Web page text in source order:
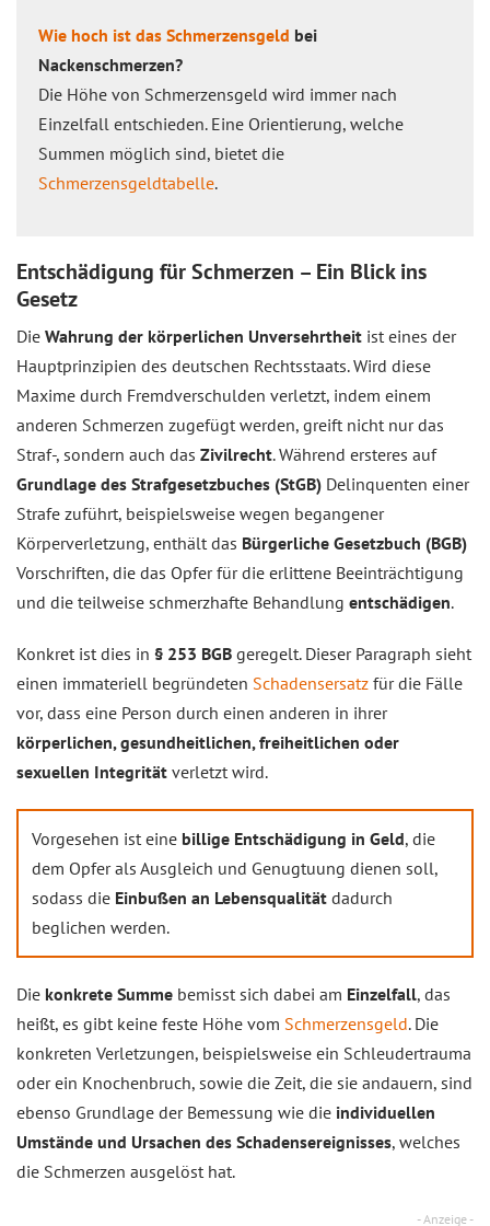
Wie hoch ist das Schmerzensgeld bei
Nackenschmerzen?
Die Höhe von Schmerzensgeld wird immer nach
Einzelfall entschieden. Eine Orientierung, welche
Summen möglich sind, bietet die
Schmerzensgeldtabelle.
Entschädigung für Schmerzen – Ein Blick ins
Gesetz
Die Wahrung der körperlichen Unversehrtheit ist eines der
Hauptprinzipien des deutschen Rechtsstaats. Wird diese
Maxime durch Fremdverschulden verletzt, indem einem
anderen Schmerzen zugefügt werden, greift nicht nur das
Straf-, sondern auch das Zivilrecht. Während ersteres auf
Grundlage des Strafgesetzbuches (StGB) Delinquenten einer
Strafe zuführt, beispielsweise wegen begangener
Körperverletzung, enthält das Bürgerliche Gesetzbuch (BGB)
Vorschriften, die das Opfer für die erlittene Beeinträchtigung
und die teilweise schmerzhafte Behandlung entschädigen.
Konkret ist dies in § 253 BGB geregelt. Dieser Paragraph sieht
einen immateriell begründeten Schadensersatz für die Fälle
vor, dass eine Person durch einen anderen in ihrer
körperlichen, gesundheitlichen, freiheitlichen oder
sexuellen Integrität verletzt wird.
Vorgesehen ist eine billige Entschädigung in Geld, die
dem Opfer als Ausgleich und Genugtuung dienen soll,
sodass die Einbußen an Lebensqualität dadurch
beglichen werden.
Die konkrete Summe bemisst sich dabei am Einzelfall, das
heißt, es gibt keine feste Höhe vom Schmerzensgeld. Die
konkreten Verletzungen, beispielsweise ein Schleudertrauma
oder ein Knochenbruch, sowie die Zeit, die sie andauern, sind
ebenso Grundlage der Bemessung wie die individuellen
Umstände und Ursachen des Schadensereignisses, welches
die Schmerzen ausgelöst hat.